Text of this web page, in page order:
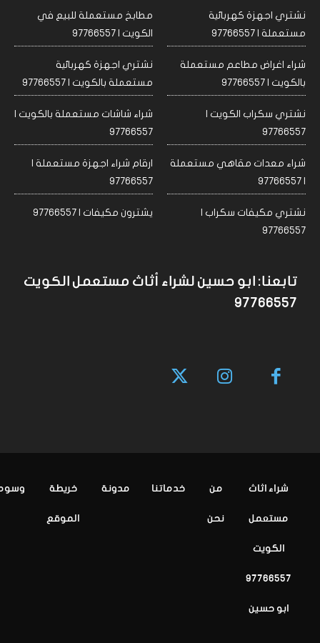
نشتري اجهزة كهربائية
مستعملة | 97766557
مطابخ مستعملة للبيع في
الكويت | 97766557
شراء اغراض مطاعم مستعملة
بالكويت | 97766557
نشتري اجهزة كهربائية
مستعملة بالكويت | 97766557
نشتري سكراب الكويت |
97766557
شراء شاشات مستعملة بالكويت |
97766557
شراء معدات مقاهي مستعملة
| 97766557
ارقام شراء اجهزة مستعملة |
97766557
نشتري مكيفات سكراب |
97766557
يشترون مكيفات | 97766557
تابعنا: ابو حسين لشراء أثاث مستعمل الكويت
97766557
شراء اثاث
مستعمل
الكويت
97766557
ابو حسين
من
نحن
خدماتنا مدونة خريطة
الموقع